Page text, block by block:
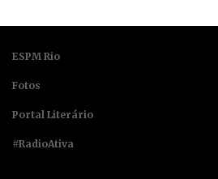
ESPM Rio
Fotos
Portal Literário
#RadioAtiva